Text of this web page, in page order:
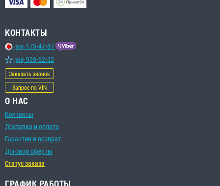
КОНТАКТЫ
(099) 175-47-87
(068) 935-52-32
Заказать звонок
Запрос по VIN
О НАС
Контакты
Доставка и оплата
Гарантии и возврат
Договор оферты
Статус заказа
ГРАФИК РАБОТЫ